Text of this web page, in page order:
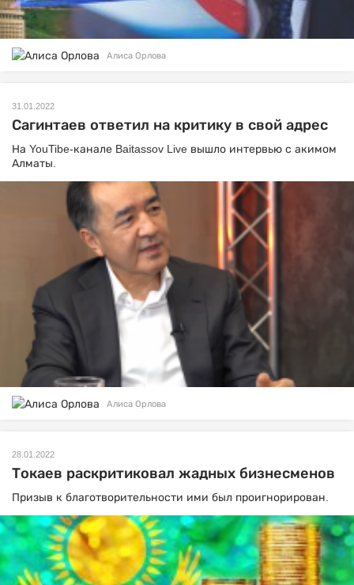
Алиса Орлова
31.01.2022
Сагинтаев ответил на критику в свой адрес
На YouTibe-канале Baitassov Live вышло интервью с акимом
Алматы.
Алиса Орлова
28.01.2022
Токаев раскритиковал жадных бизнесменов
Призыв к благотворительности ими был проигнорирован.